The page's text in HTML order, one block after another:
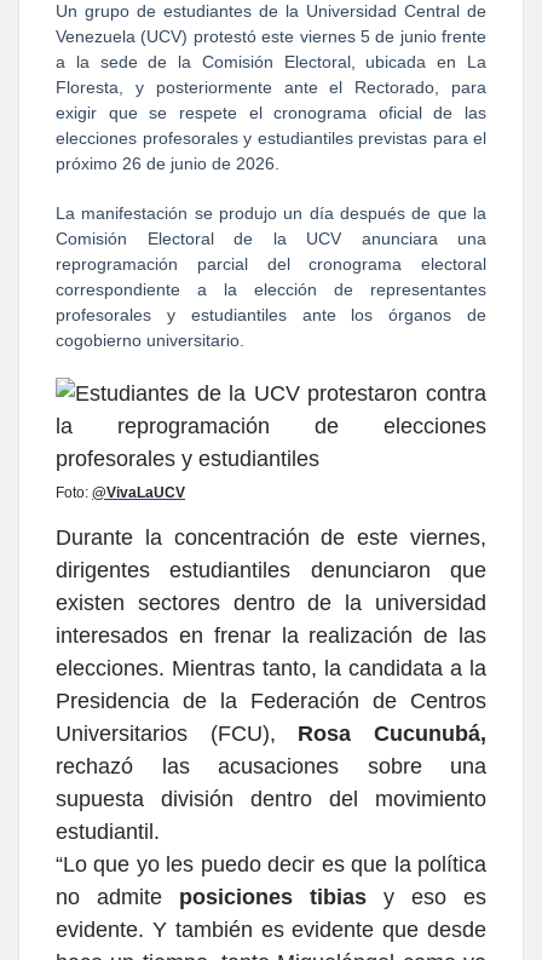
Un grupo de estudiantes de la Universidad Central de
Venezuela (UCV) protestó este viernes 5 de junio frente
a la sede de la Comisión Electoral, ubicada en La
Floresta, y posteriormente ante el Rectorado, para
exigir que se respete el cronograma oficial de las
elecciones profesorales y estudiantiles previstas para el
próximo 26 de junio de 2026.
La manifestación se produjo un día después de que la
Comisión Electoral de la UCV anunciara una
reprogramación parcial del cronograma electoral
correspondiente a la elección de representantes
profesorales y estudiantiles ante los órganos de
cogobierno universitario.
Foto: @VivaLaUCV
Durante la concentración de este viernes,
dirigentes estudiantiles denunciaron que
existen sectores dentro de la universidad
interesados en frenar la realización de las
elecciones. Mientras tanto, la candidata a la
Presidencia de la Federación de Centros
Universitarios (FCU), Rosa Cucunubá,
rechazó las acusaciones sobre una
supuesta división dentro del movimiento
estudiantil.
“Lo que yo les puedo decir es que la política
no admite posiciones tibias y eso es
evidente. Y también es evidente que desde